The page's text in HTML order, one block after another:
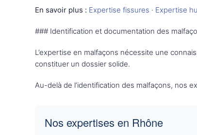
En savoir plus : Expertise fissures · Expertise
### Identification et documentation des
L’expertise en malfaçons nécessite une
constituer un dossier solide.
Au-delà de l’identification des malfaçons, nos
Nos expertises en Rhône